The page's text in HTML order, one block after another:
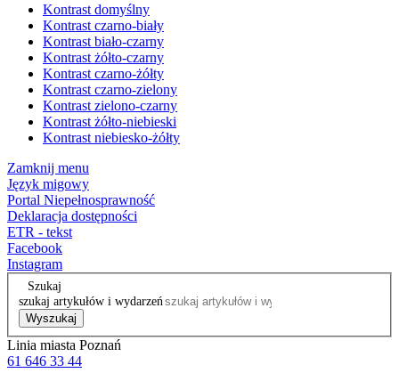
Kontrast domyślny
Kontrast czarno-biały
Kontrast biało-czarny
Kontrast żółto-czarny
Kontrast czarno-żółty
Kontrast czarno-zielony
Kontrast zielono-czarny
Kontrast żółto-niebieski
Kontrast niebiesko-żółty
Zamknij menu
Język migowy
Portal Niepełnosprawność
Deklaracja dostępności
ETR - tekst
Facebook
Instagram
Szukaj
szukaj artykułów i wydarzeń
Wyszukaj
Linia miasta Poznań
61 646 33 44